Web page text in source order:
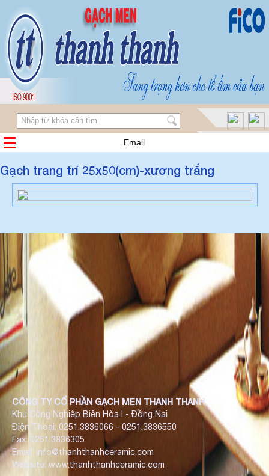
Email
Gạch trang trí 25x50(cm)-xương trắng
CÔNG TY CỔ PHẦN GẠCH MEN THANH THANH
Khu Công Nghiệp Biên Hòa I - Đồng Nai
Điện Thoại: 0251.3836066 - 0251.3836550
Fax: 0251.3836305
Email: info@thanhthanhceramic.com
Website: www.thanhthanhceramic.com